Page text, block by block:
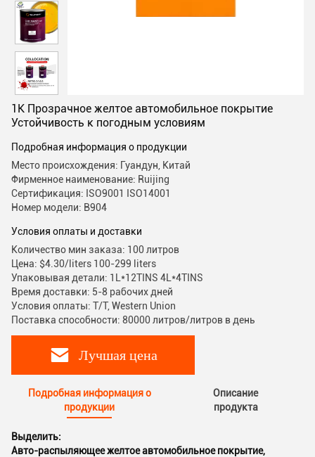
1K Прозрачное желтое автомобильное покрытие
Устойчивость к погодным условиям
Подробная информация о продукции
Место происхождения: Гуандун, Китай
Фирменное наименование: Ruijing
Сертификация: ISO9001 ISO14001
Номер модели: B904
Условия оплаты и доставки
Количество мин заказа: 100 литров
Цена: $4.30/liters 100-299 liters
Упаковывая детали: 1L*12TINS 4L*4TINS
Время доставки: 5-8 рабочих дней
Условия оплаты: T/T, Western Union
Поставка способности: 80000 литров/литров в день
Лучшая цена
Подробная информация о
продукции
Описание
продукта
Выделить:
Авто-распыляющее желтое автомобильное покрытие,